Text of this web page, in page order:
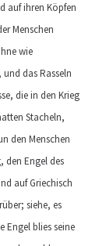
auf ihren Köpfen
Menschen
wie
das Rasseln
die in den Krieg
Stacheln,
den Menschen
den Engel des
auf Griechisch
siehe, es
Engel blies seine